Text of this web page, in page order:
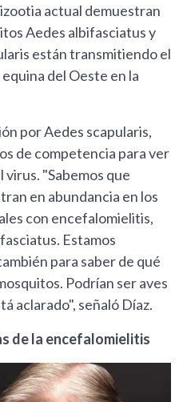
actual demuestran
Aedes albifasciatus y
están transmitiendo el
del Oeste en la
por Aedes scapularis,
de competencia para ver
virus. "Sabemos que
en abundancia en los
con encefalomielitis,
Estamos
para saber de qué
Podrían ser aves
aclarado", señaló Díaz.
de la encefalomielitis